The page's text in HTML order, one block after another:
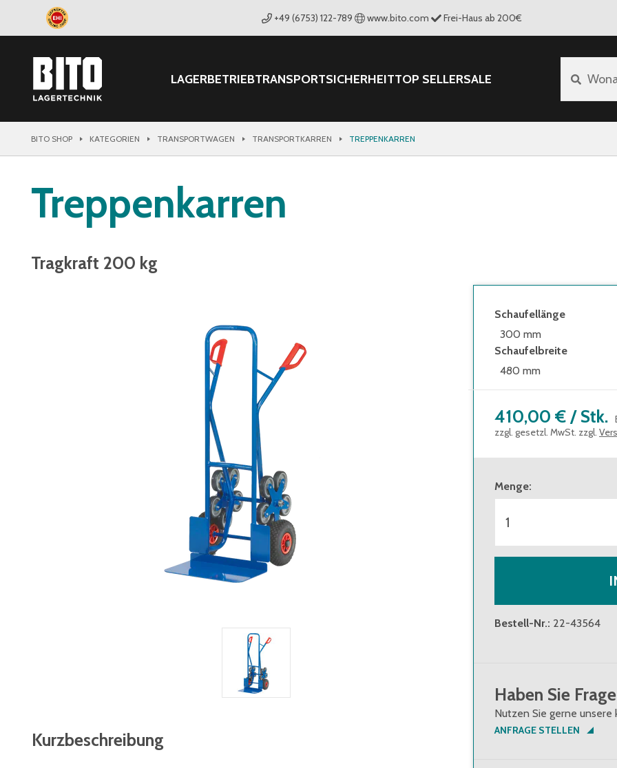
+49 (6753) 122-789 www.bito.com Frei-Haus ab 200€
LAGERBETRIEBTRANSPORTSICHERHEITTOP SELLERSALE
BITO SHOP KATEGORIEN TRANSPORTWAGEN TRANSPORTKARREN TREPPENKARREN
Treppenkarren
Tragkraft 200 kg
Kurzbeschreibung
Schaufellänge
300 mm
Schaufelbreite
480 mm
410,00 € / Stk.
zzgl. gesetzl. MwSt. zzgl.
Menge:
Bestell-Nr.: 22-43564
Haben Sie
Nutzen Sie gerne unsere
ANFRAGE STELLEN